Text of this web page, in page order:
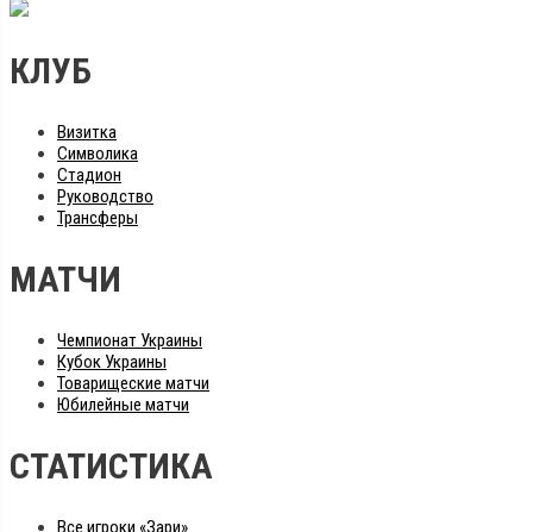
КЛУБ
Визитка
Символика
Стадион
Руководство
Трансферы
МАТЧИ
Чемпионат Украины
Кубок Украины
Товарищеские матчи
Юбилейные матчи
СТАТИСТИКА
Все игроки «Зари»